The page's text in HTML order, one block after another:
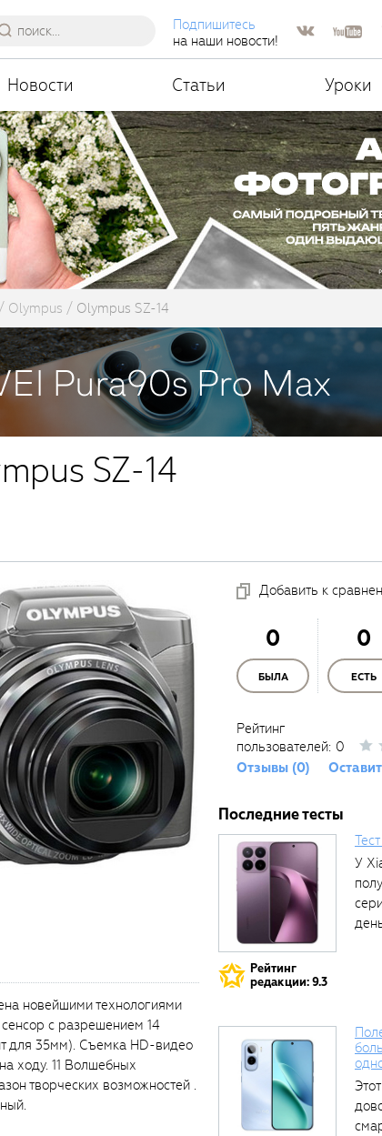
Подпишитесь
на наши новости!
Новости Статьи Уроки
Olympus Olympus SZ-14
SZ-14
новейшими технологиями
с разрешением 14
для 35мм). Съемка HD-видео
ходу. 11 Волшебных
творческих возможностей .
Добавить к
0
БЫЛА
0
ЕСТЬ
Рейтинг
пользователей: 0
Отзывы (0)
Последние тесты
Рейтинг
редакции: 9.3
У